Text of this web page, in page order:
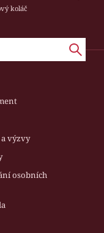
koláč
výzvy
osobních